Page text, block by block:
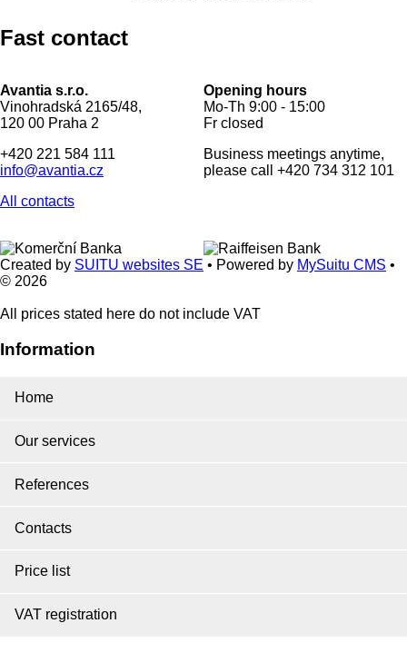
Fast contact
Avantia s.r.o.
Vinohradská 2165/48,
120 00 Praha 2
+420 221 584 111
info@avantia.cz
All contacts
Opening hours
Mo-Th 9:00 - 15:00
Fr closed
Business meetings anytime,
please call +420 734 312 101
Created by SUITU websites SE • Powered by MySuitu CMS •
© 2026
All prices stated here do not include VAT
Information
Home
Our services
References
Contacts
Price list
VAT registration